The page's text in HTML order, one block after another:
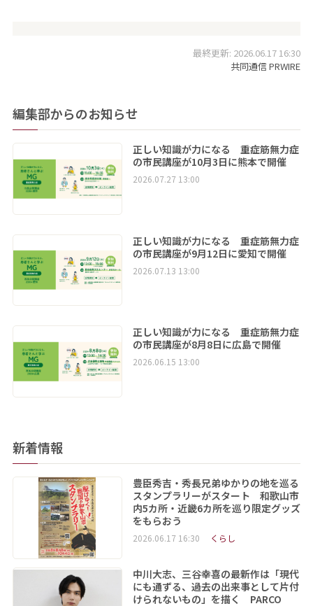
最終更新: 2026.06.17 16:30
共同通信 PRWIRE
編集部からのお知らせ
正しい知識が力になる 重症筋無力症
の市民講座が10月3日に熊本で開催
2026.07.27 13:00
正しい知識が力になる 重症筋無力症
の市民講座が9月12日に愛知で開催
2026.07.13 13:00
正しい知識が力になる 重症筋無力症
の市民講座が8月8日に広島で開催
2026.06.15 13:00
新着情報
豊臣秀吉・秀長兄弟ゆかりの地を巡る
スタンプラリーがスタート 和歌山市
内5カ所・近畿6カ所を巡り限定グッズ
をもらおう
2026.06.17 16:30 くらし
中川大志、三谷幸喜の最新作は「現代
にも通ずる、過去の出来事として片付
けられないもの」を描く PARCO